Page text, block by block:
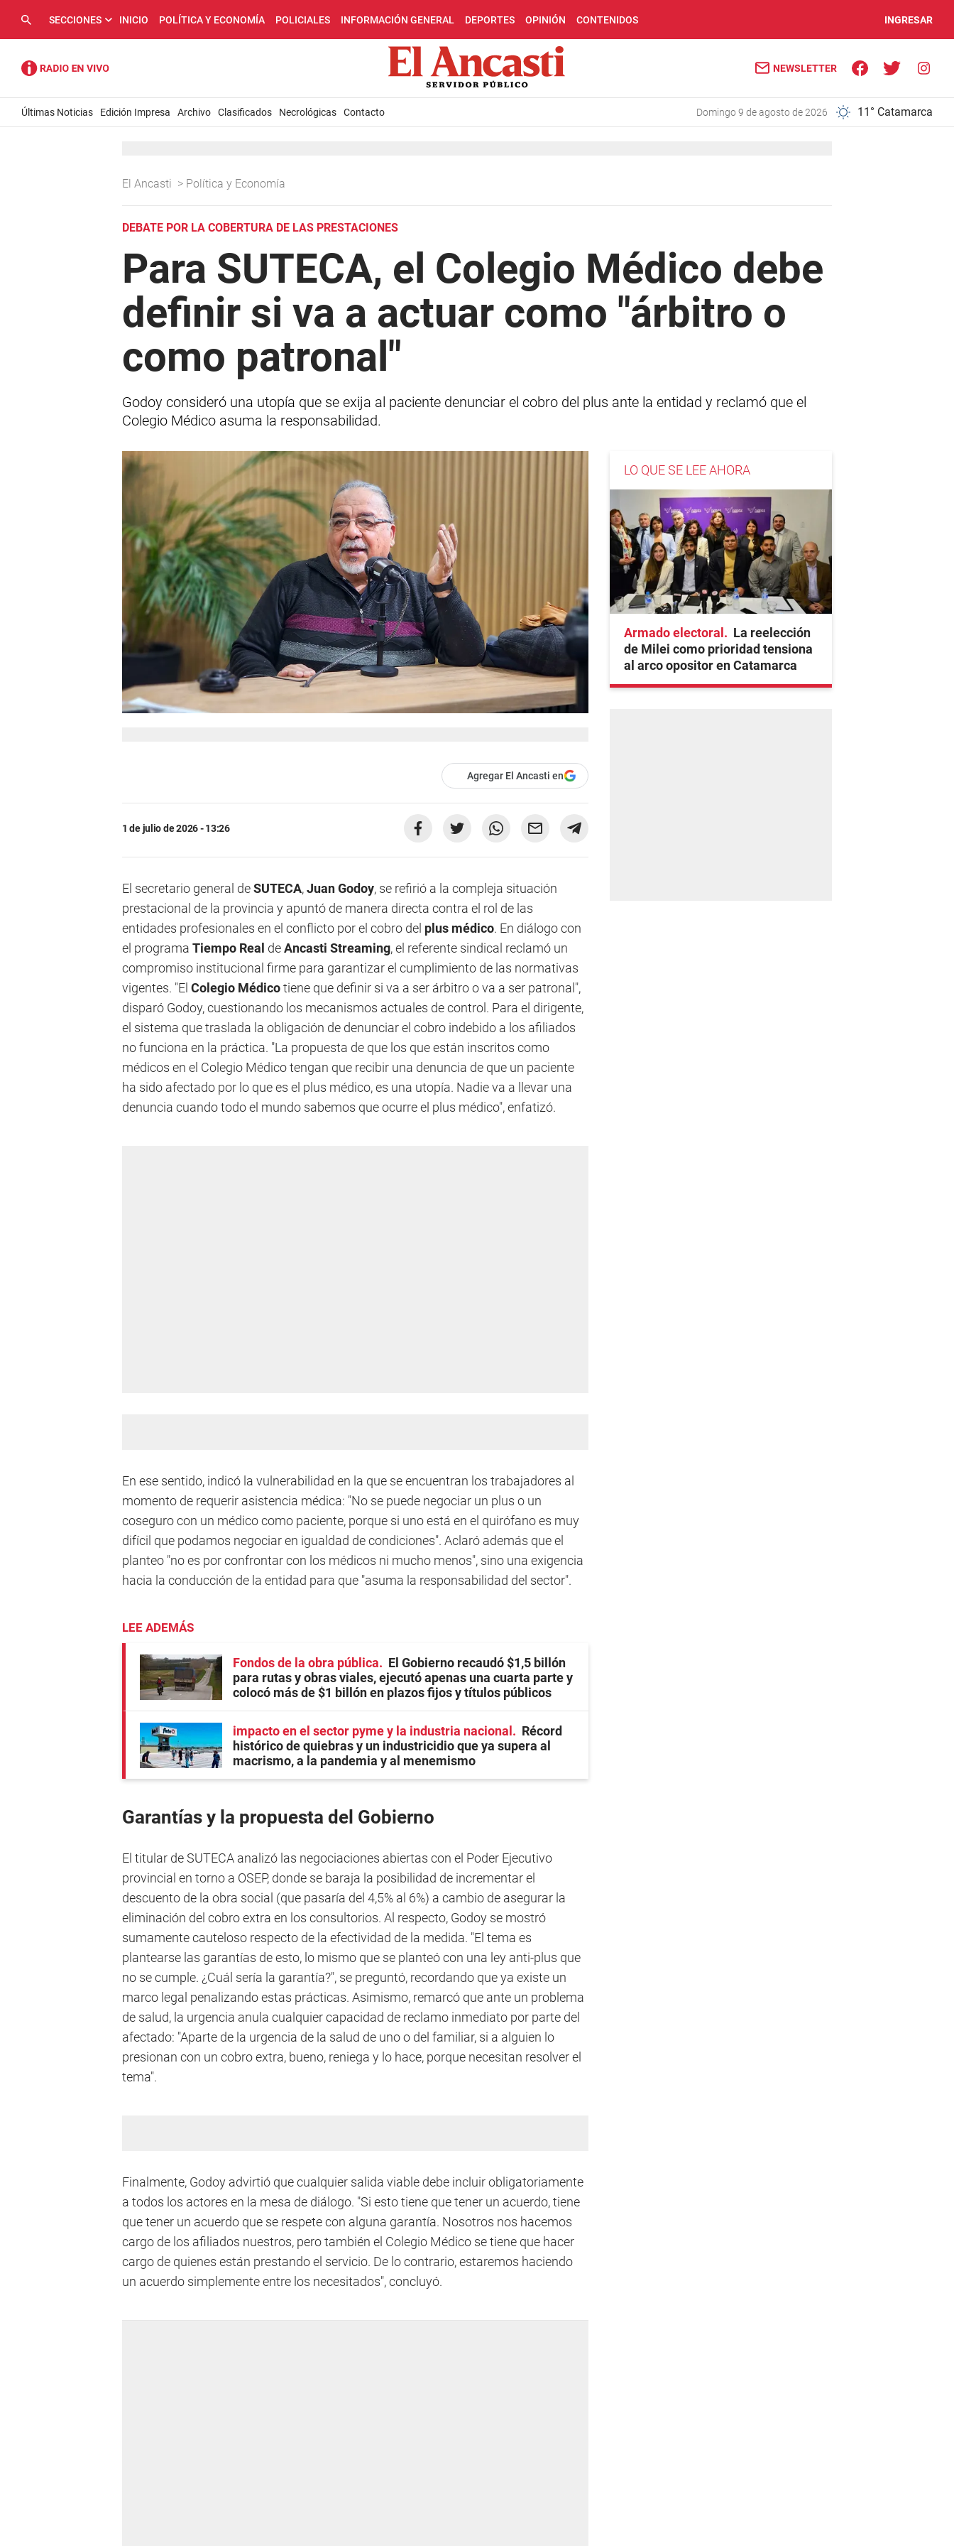
SECCIONES INICIO POLÍTICA Y ECONOMÍA POLICIALES INFORMACIÓN GENERAL DEPORTES OPINIÓN CONTENIDOS INGRESAR
NEWSLETTER
Últimas Noticias Edición Impresa Archivo Clasificados Necrológicas Contacto domingo 9 de agosto de 2026 11° Catamarca
El Ancasti > Política y Economía
DEBATE POR LA COBERTURA DE LAS PRESTACIONES
Para SUTECA, el Colegio Médico debe
definir si va a actuar como "árbitro o
como patronal"
Godoy consideró una utopía que se exija al paciente denunciar el cobro del plus ante la entidad y reclamó que el
Colegio Médico asuma la responsabilidad.
Agregar El Ancasti en
1 de julio de 2026 - 13:26
El secretario general deSUTECA,Juan Godoy, se refirió a la compleja situación
prestacional de la provincia y apuntó de manera directa contra el rol de las
entidades profesionales en el conflicto por el cobro del plus médico. En diálogo con
el programa Tiempo Real deAncasti Streaming, el referente sindical reclamó un
compromiso institucional firme para garantizar el cumplimiento de las normativas
vigentes. "El Colegio Médicotiene que definir si va a ser árbitro o va a ser patronal",
disparó Godoy, cuestionando los mecanismos actuales de control. Para el dirigente,
el sistema que traslada la obligación de denunciar el cobro indebido a los afiliados
no funciona en la práctica. "La propuesta de que los que están inscritos como
médicos en el Colegio Médico tengan que recibir una denuncia de que un paciente
ha sido afectado por lo que es el plus médico, es una utopía. Nadie va a llevar una
denuncia cuando todo el mundo sabemos que ocurre el plus médico", enfatizó.
En ese sentido, indicó la vulnerabilidad en la que se encuentran los trabajadores al
momento de requerir asistencia médica: "No se puede negociar un plus o un
coseguro con un médico como paciente, porque si uno está en el quirófano es muy
difícil que podamos negociar en igualdad de condiciones". Aclaró además que el
planteo "no es por confrontar con los médicos ni mucho menos", sino una exigencia
hacia la conducción de la entidad para que "asuma la responsabilidad del sector".
LEE ADEMÁS
Fondos de la obra pública
El Gobierno recaudó $1,5 billón
para rutas y obras viales, ejecutó apenas una cuarta parte y
colocó más de $1 billón en plazos fijos y títulos públicos
impacto en el sector pyme y la industria nacional
Récord
histórico de quiebras y un industricidio que ya supera al
macrismo, a la pandemia y al menemismo
Garantías y la propuesta del Gobierno
El titular de SUTECA analizó las negociaciones abiertas con el Poder Ejecutivo
provincial en torno a OSEP, donde se baraja la posibilidad de incrementar el
descuento de la obra social (que pasaría del 4,5% al 6%) a cambio de asegurar la
eliminación del cobro extra en los consultorios. Al respecto, Godoy se mostró
sumamente cauteloso respecto de la efectividad de la medida. "El tema es
plantearse las garantías de esto, lo mismo que se planteó con una ley anti-plus que
no se cumple. ¿Cuál sería la garantía?", se preguntó, recordando que ya existe un
marco legal penalizando estas prácticas. Asimismo, remarcó que ante un problema
de salud, la urgencia anula cualquier capacidad de reclamo inmediato por parte del
afectado: "Aparte de la urgencia de la salud de uno o del familiar, si a alguien lo
presionan con un cobro extra, bueno, reniega y lo hace, porque necesitan resolver el
tema".
Finalmente, Godoy advirtió que cualquier salida viable debe incluir obligatoriamente
a todos los actores en la mesa de diálogo. "Si esto tiene que tener un acuerdo, tiene
que tener un acuerdo que se respete con alguna garantía. Nosotros nos hacemos
cargo de los afiliados nuestros, pero también el Colegio Médico se tiene que hacer
cargo de quienes están prestando el servicio. De lo contrario, estaremos haciendo
un acuerdo simplemente entre los necesitados", concluyó.
LO QUE SE LEE AHORA
Armado electoral
La reelección
de Milei como prioridad tensiona
al arco opositor en Catamarca